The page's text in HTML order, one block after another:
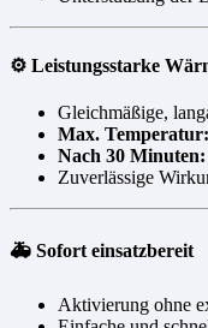
⚙️ Leistungsstarke
Gleichmäßige,
Max. Temperatur:
Nach 30 Minuten:
Zuverlässige
🚑 Sofort einsatzbereit
Aktivierung ohne